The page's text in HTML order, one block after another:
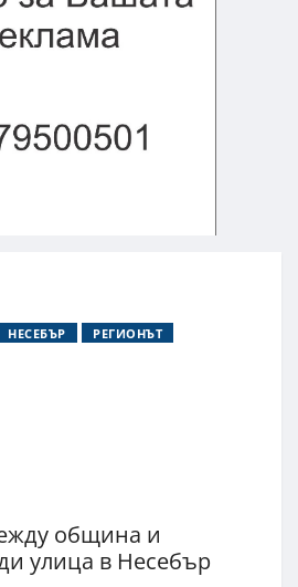
НЕСЕБЪР РЕГИОНЪТ
община и
улица в Несебър